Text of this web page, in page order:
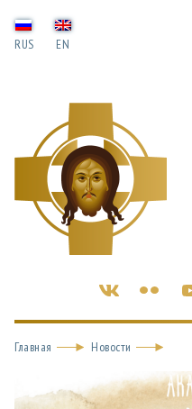
RUS EN
Главная Новости